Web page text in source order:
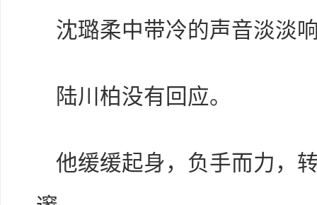
沈璐柔中带冷的声音淡淡
陆川柏没有回应。
他缓缓起身，负手而力，